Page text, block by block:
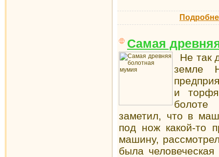
Самая
Не так
земле
и
болоте
заметил, что в
под нож какой-то
машину,
была